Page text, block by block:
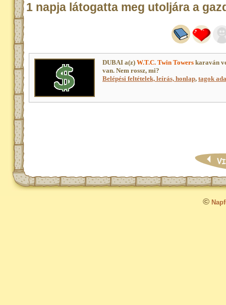
1 napja látogatta meg utoljára a
DUBAI a(z) W.T.C. Twin Towers karaván
van. Nem rossz, mi?
Belépési feltételek, leírás, honlap, tagok
©